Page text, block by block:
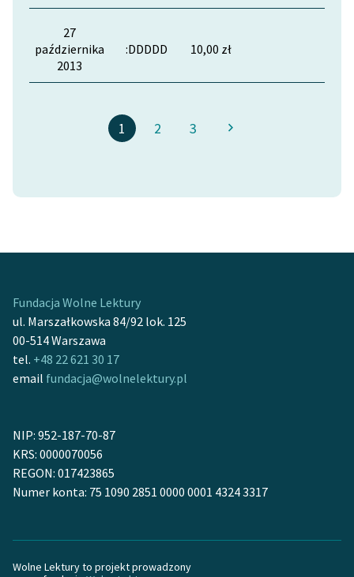
27
października
2013
:DDDDD 10,00 zł
1 2 3
Fundacja Wolne Lektury
ul. Marszałkowska 84/92 lok. 125
00-514 Warszawa
tel. +48 22 621 30 17
email fundacja@wolnelektury.pl
NIP: 952-187-70-87
KRS: 0000070056
REGON: 017423865
Numer konta: 75 1090 2851 0000 0001 4324 3317
Wolne Lektury to projekt prowadzony